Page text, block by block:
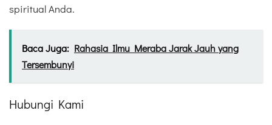
spiritual Anda.
Baca Juga: Rahasia Ilmu Meraba Jarak Jauh yang
Tersembunyi
Hubungi Kami